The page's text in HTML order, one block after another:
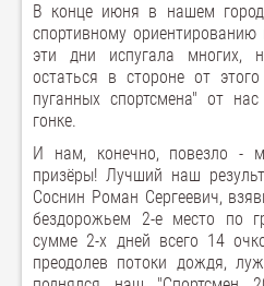
В конце июня в нашем
спортивному
эти дни испугала
остаться в стороне от
пуганных спортсмена" от
гонке.
И нам, конечно, повезло -
призёры! Лучший наш
Соснин Роман Сергеевич,
бездорожьем 2-е место по
сумме 2-х дней всего 14
преодолев потоки дождя,